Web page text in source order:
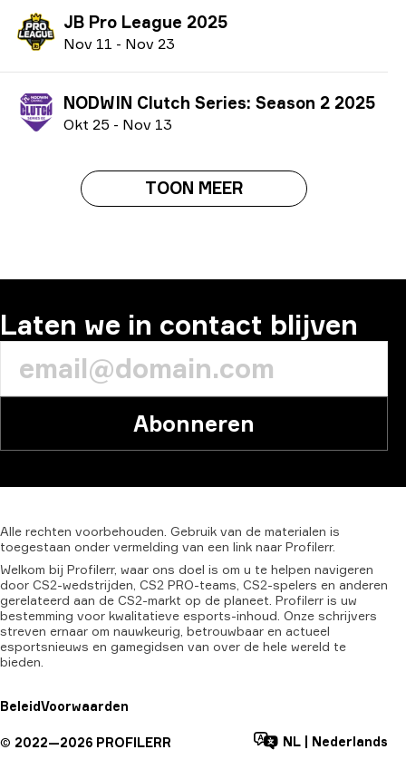
JB Pro League 2025
Nov 11 - Nov 23
NODWIN Clutch Series: Season 2 2025
Okt 25 - Nov 13
TOON MEER
Laten we in contact blijven
Abonneren
Alle rechten voorbehouden. Gebruik van de materialen is
toegestaan onder vermelding van een link naar Profilerr.
Welkom bij Profilerr, waar ons doel is om u te helpen navigeren
door CS2-wedstrijden, CS2 PRO-teams, CS2-spelers en anderen
gerelateerd aan de CS2-markt op de planeet. Profilerr is uw
bestemming voor kwalitatieve esports-inhoud. Onze schrijvers
streven ernaar om nauwkeurig, betrouwbaar en actueel
esportsnieuws en gamegidsen van over de hele wereld te
bieden.
BeleidVoorwaarden
© 2022—2026 PROFILERR NL Nederlands